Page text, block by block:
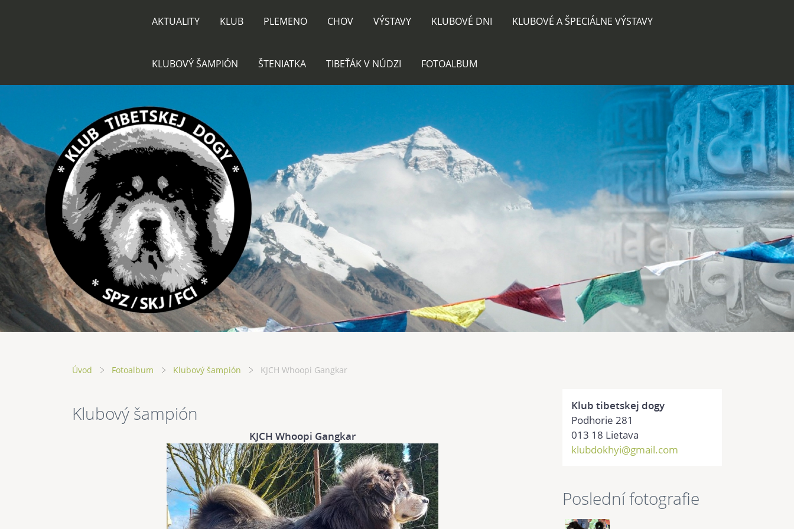
AKTUALITY KLUB PLEMENO CHOV VÝSTAVY KLUBOVÉ DNI KLUBOVÉ A ŠPECIÁLNE VÝSTAVY
KLUBOVÝ ŠAMPIÓN ŠTENIATKA TIBEŤÁK V NÚDZI FOTOALBUM
Úvod Fotoalbum Klubový šampión KJCH Whoopi Gangkar
Klubový šampión
KJCH Whoopi Gangkar
Klub tibetskej dogy
Podhorie 281
013 18 Lietava
klubdokhyi@gmail.com
Poslední fotografie